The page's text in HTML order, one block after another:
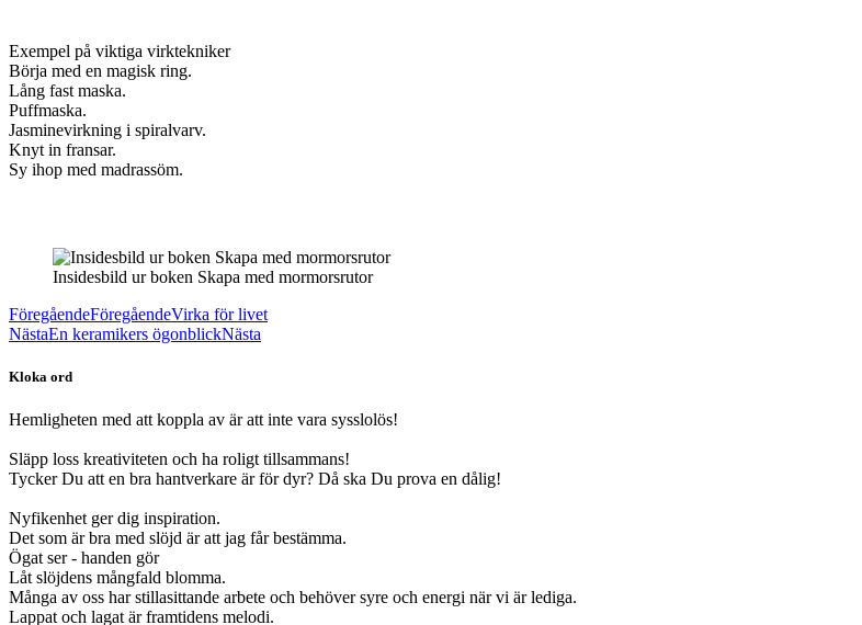
Exempel på viktiga virktekniker
Börja med en magisk ring.
Lång fast maska.
Puffmaska.
Jasminevirkning i spiralvarv.
Knyt in fransar.
Sy ihop med madrassöm.
Insidesbild ur boken Skapa med mormorsrutor
FöregåendeFöregåendeVirka för livet
NästaEn keramikers ögonblickNästa
Kloka ord
Hemligheten med att koppla av är att inte vara sysslolös!
Släpp loss kreativiteten och ha roligt tillsammans!
Tycker Du att en bra hantverkare är för dyr? Då ska Du prova en dålig!
Nyfikenhet ger dig inspiration.
Det som är bra med slöjd är att jag får bestämma.
Ögat ser - handen gör
Låt slöjdens mångfald blomma.
Många av oss har stillasittande arbete och behöver syre och energi när vi är lediga.
Lappat och lagat är framtidens melodi.